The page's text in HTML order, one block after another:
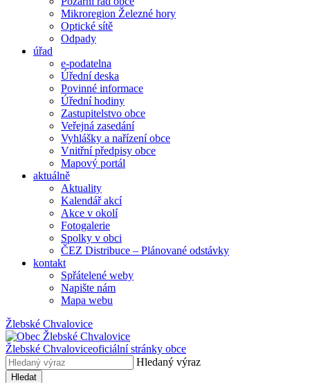
Mikroregion Železné hory
Optické sítě
Odpady
úřad
e-podatelna
Úřední deska
Povinné informace
Úřední hodiny
Zastupitelstvo obce
Veřejná zasedání
Vyhlášky a nařízení obce
Vnitřní předpisy obce
Mapový portál
aktuálně
Aktuality
Kalendář akcí
Akce v okolí
Fotogalerie
Spolky v obci
ČEZ Distribuce – Plánované odstávky
kontakt
Spřátelené weby
Napište nám
Mapa webu
Žlebské Chvalovice
Žlebské Chvaloviceoficiální stránky obce
Hledaný výraz
Hledat